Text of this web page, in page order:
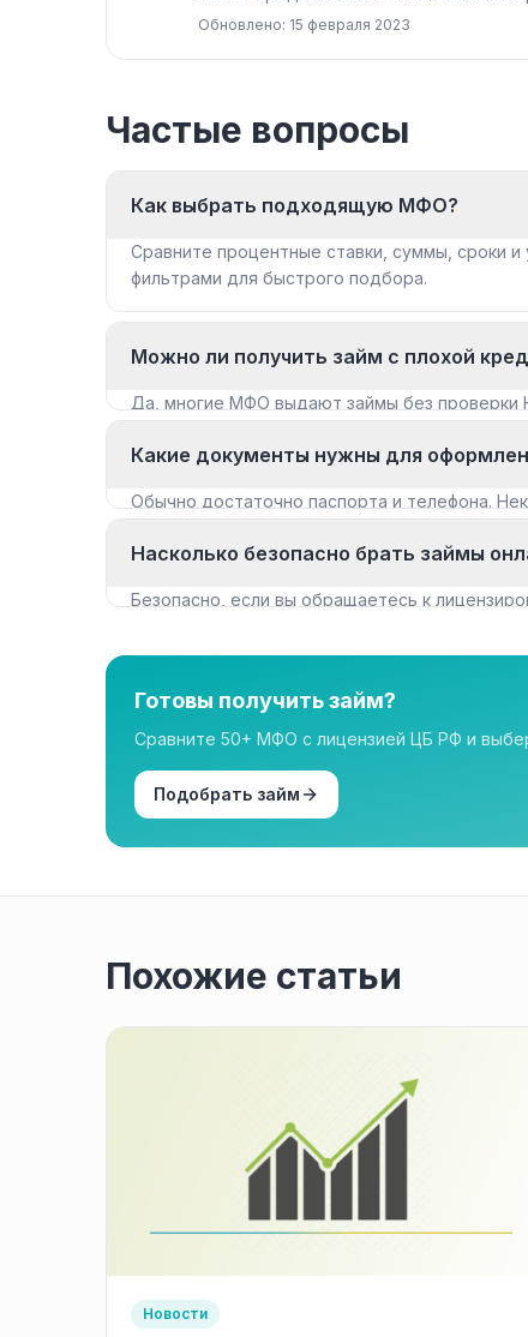
Обновлено: 15 февраля 2023
Частые вопросы
Как выбрать подходящую МФО?
Сравните процентные ставки, суммы, сроки
фильтрами для быстрого подбора.
Можно ли получить займ с плохой
Да, многие МФО выдают займы без проверки
Какие документы нужны для
Обычно достаточно паспорта и телефона.
Насколько безопасно брать займы
Безопасно, если вы обращаетесь к
Готовы получить займ?
Сравните 50+ МФО с лицензией ЦБ РФ и
Подобрать займ
Похожие статьи
Новости